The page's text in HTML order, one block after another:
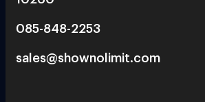
085-848-2253
sales@shownolimit.com